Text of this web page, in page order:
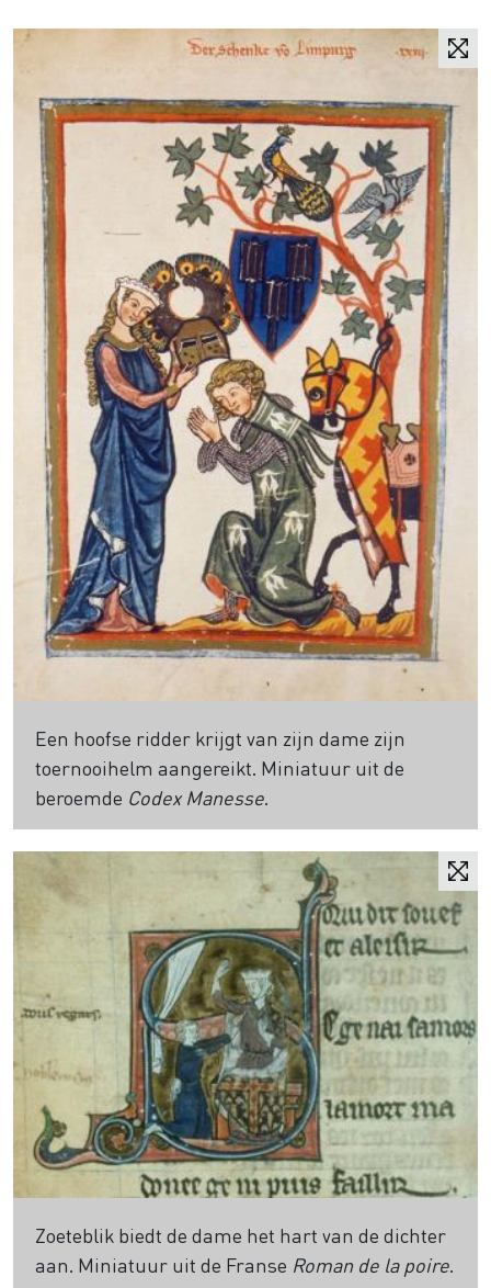
Een hoofse ridder krijgt van zijn dame zijn
toernooihelm aangereikt. Miniatuur uit de
beroemde Codex Manesse.
Zoeteblik biedt de dame het hart van de dichter
aan. Miniatuur uit de Franse Roman de la poire.